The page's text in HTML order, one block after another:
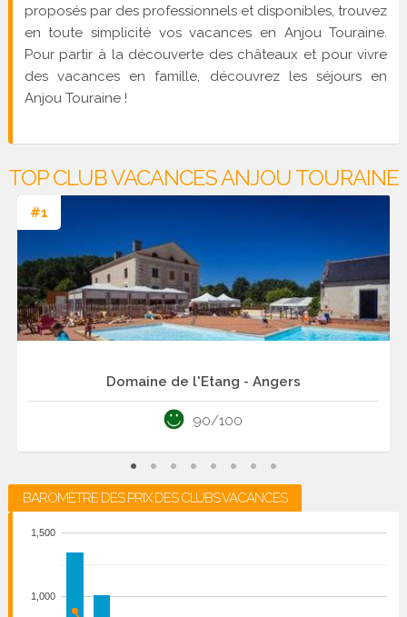
proposés par des professionnels et disponibles, trouvez
en toute simplicité vos vacances en Anjou Touraine.
Pour partir à la découverte des châteaux et pour vivre
des vacances en famille, découvrez les séjours en
Anjou Touraine !
TOP CLUB VACANCES ANJOU TOURAINE
#1
Domaine de l'Etang - Angers
90/100
BAROMÈTRE DES PRIX DES CLUBS VACANCES
1,000
1,500